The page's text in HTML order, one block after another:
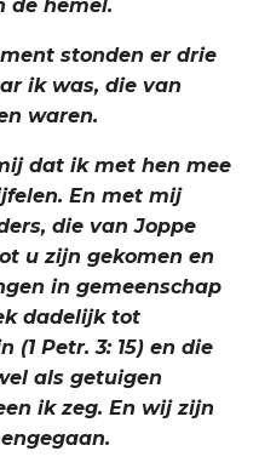
de hemel.
stonden er drie
ik was, die van
waren.
dat ik met hen mee
En met mij
die van Joppe
u zijn gekomen en
in gemeenschap
dadelijk tot
Petr. 3: 15) en die
als getuigen
ik zeg. En wij zijn